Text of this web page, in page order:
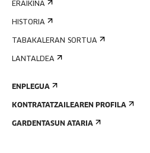
ERAIKINA
HISTORIA
TABAKALERAN SORTUA
LANTALDEA
ENPLEGUA
KONTRATATZAILEAREN PROFILA
GARDENTASUN ATARIA